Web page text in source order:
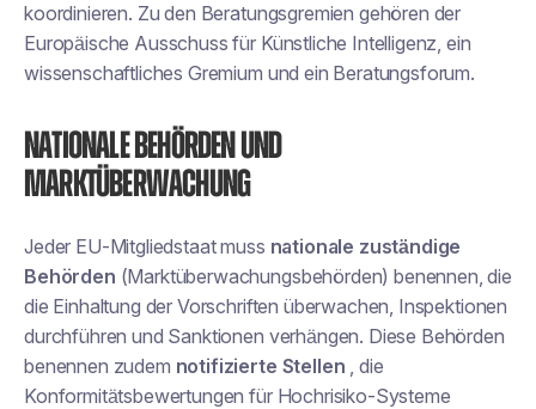
koordinieren. Zu den Beratungsgremien gehören der
Europäische Ausschuss für Künstliche Intelligenz, ein
wissenschaftliches Gremium und ein Beratungsforum.
Nationale Behörden und
Marktüberwachung
Jeder EU-Mitgliedstaat muss nationale zuständige
Behörden (Marktüberwachungsbehörden) benennen, die
die Einhaltung der Vorschriften überwachen, Inspektionen
durchführen und Sanktionen verhängen. Diese Behörden
benennen zudem notifizierte Stellen , die
Konformitätsbewertungen für Hochrisiko-Systeme